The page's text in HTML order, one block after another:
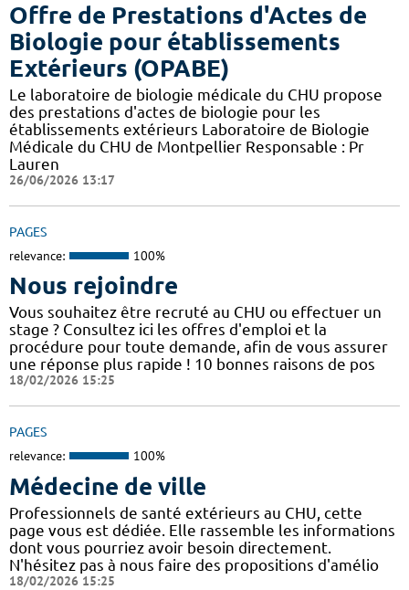
Offre de Prestations d'Actes de
Biologie pour établissements
Extérieurs (OPABE)
Le laboratoire de biologie médicale du CHU propose
des prestations d'actes de biologie pour les
établissements extérieurs Laboratoire de Biologie
Médicale du CHU de Montpellier Responsable : Pr
Lauren
26/06/2026 13:17
PAGES
relevance: 100%
Nous rejoindre
Vous souhaitez être recruté au CHU ou effectuer un
stage ? Consultez ici les offres d'emploi et la
procédure pour toute demande, afin de vous assurer
une réponse plus rapide ! 10 bonnes raisons de pos
18/02/2026 15:25
PAGES
relevance: 100%
Médecine de ville
Professionnels de santé extérieurs au CHU, cette
page vous est dédiée. Elle rassemble les informations
dont vous pourriez avoir besoin directement.
N'hésitez pas à nous faire des propositions d'amélio
18/02/2026 15:25